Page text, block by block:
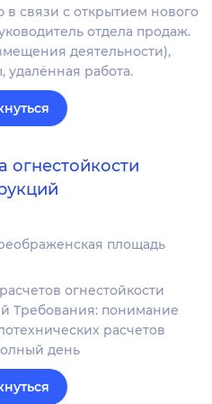
связи с открытием нового
отдела продаж.
деятельности),
удалённая работа.
огнестойкости
площадь
огнестойкости
Требования: понимание
расчетов
день